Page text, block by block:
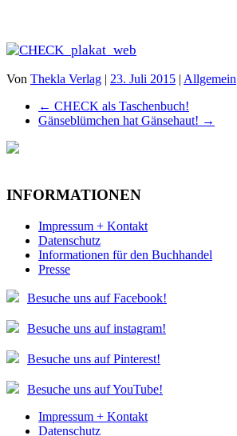
Von Thekla Verlag | 23. Juli 2015 | Allgemein
← CHECK als Taschenbuch!
Gänseblümchen hat Gänsehaut! →
INFORMATIONEN
Impressum + Kontakt
Datenschutz
Informationen für den Buchhandel
Presse
Besuche uns auf Facebook!
Besuche uns auf instagram!
Besuche uns auf Pinterest!
Besuche uns auf YouTube!
Impressum + Kontakt
Datenschutz